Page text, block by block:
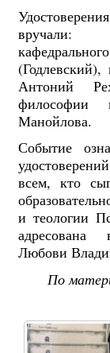
вручали:
Антоний
философии
Манойлова.
Событие
всем, кто
и теологии
адресована
Любови
По